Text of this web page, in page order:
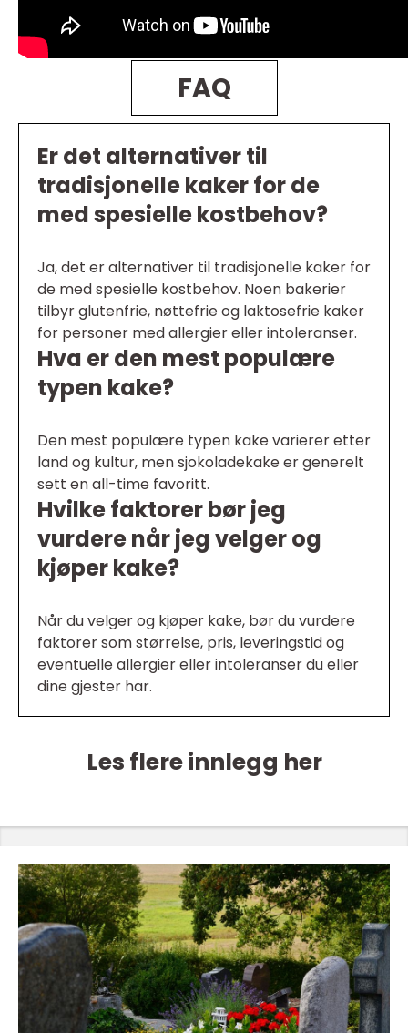
FAQ
Er det alternativer til
tradisjonelle kaker for de
med spesielle kostbehov?
Ja, det er alternativer til tradisjonelle kaker for
de med spesielle kostbehov. Noen bakerier
tilbyr glutenfrie, nøttefrie og laktosefrie kaker
for personer med allergier eller intoleranser.
Hva er den mest populære
typen kake?
Den mest populære typen kake varierer etter
land og kultur, men sjokoladekake er generelt
sett en all-time favoritt.
Hvilke faktorer bør jeg
vurdere når jeg velger og
kjøper kake?
Når du velger og kjøper kake, bør du vurdere
faktorer som størrelse, pris, leveringstid og
eventuelle allergier eller intoleranser du eller
dine gjester har.
Les flere innlegg her